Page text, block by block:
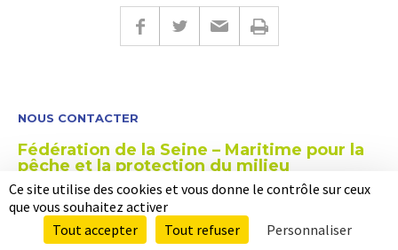
Ce site utilise des cookies et vous donne le contrôle sur ceux
que vous souhaitez activer
Tout accepter
Tout refuser
Personnaliser
NOUS CONTACTER
Fédération de la Seine – Maritime pour la
pêche et la protection du milieu
aquatique
11 cours Clemenceau – 76100 Rouen – Tél : 02 35 62 01 55 –
Email : fede76.peche@wanadoo.fr